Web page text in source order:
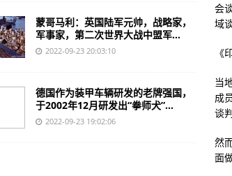
陕西汉中勉县新增1例无症状感染者 详情公布
贵阳昨日新增13例确诊病例及29例无症状感染者
全球军力排行前十名：印度印度总兵力达132.5万
中朝联军再次解放汉城第三次战役志愿军进入歼敌
神舟十三中国空间站首位女航天员归来新来的朋友
会
域
《
当
成
谈
然
面
蒙哥马利：英国陆军元帅，战略家，
军事家，第二次世界大战中盟军...
2022-09-23 20:03:10
德国作为装甲车辆研发的老牌强国，
于2002年12月研发出“拳师犬”...
2022-09-23 19:02:06